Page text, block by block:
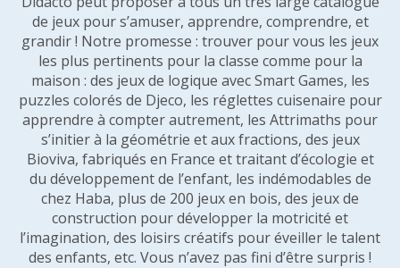
de jeux pour s’amuser, apprendre, comprendre, et
grandir ! Notre promesse : trouver pour vous les jeux
les plus pertinents pour la classe comme pour la
maison : des jeux de logique avec Smart Games, les
puzzles colorés de Djeco, les réglettes cuisenaire pour
apprendre à compter autrement, les Attrimaths pour
s’initier à la géométrie et aux fractions, des jeux
Bioviva, fabriqués en France et traitant d’écologie et
du développement de l’enfant, les indémodables de
chez Haba, plus de 200 jeux en bois, des jeux de
construction pour développer la motricité et
l’imagination, des loisirs créatifs pour éveiller le talent
des enfants, etc. Vous n’avez pas fini d’être surpris !